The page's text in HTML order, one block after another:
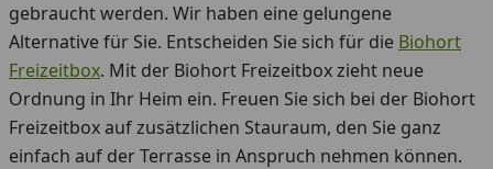
gebraucht werden. Wir haben eine gelungene
Alternative für Sie. Entscheiden Sie sich für die Biohort
Freizeitbox. Mit der Biohort Freizeitbox zieht neue
Ordnung in Ihr Heim ein. Freuen Sie sich bei der Biohort
Freizeitbox auf zusätzlichen Stauraum, den Sie ganz
einfach auf der Terrasse in Anspruch nehmen können.